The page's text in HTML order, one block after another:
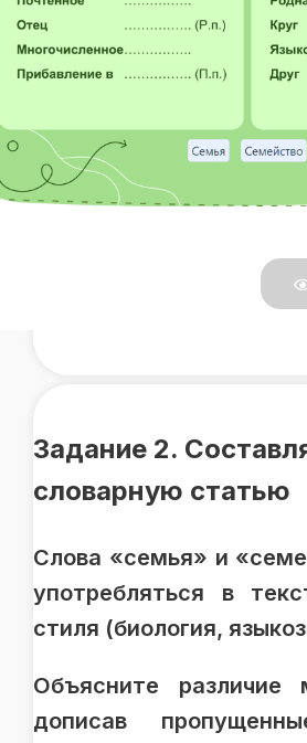
Задание 2.
словарную статью
Слова «семья» и
употребляться в
стиля (биология,
Объясните
дописав